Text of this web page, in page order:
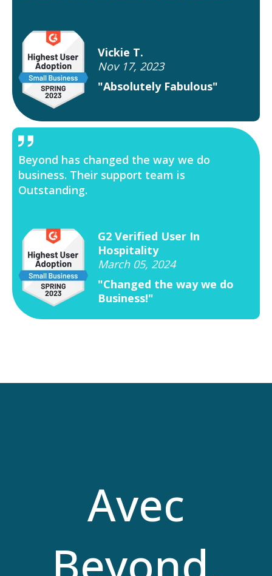
Vickie T.
Nov 17, 2023
"Absolutely Fabulous"
Beyond has changed the way we do
business. Their support team is
Outstanding.
G2 Verified User In
Hospitality
March 05, 2024
"Changed the way we do
Business!"
Avec